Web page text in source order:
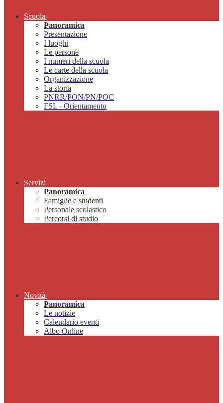
Scuola
Panoramica
Presentazione
I luoghi
Le persone
I numeri della scuola
Le carte della scuola
Organizzazione
La storia
PNRR/PON/PN/POC
FSL - Orientamento
Servizi
Panoramica
Famiglie e studenti
Personale scolastico
Percorsi di studio
Novità
Panoramica
Le notizie
Calendario eventi
Albo Online